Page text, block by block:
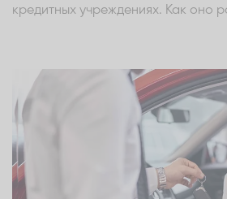
кредитных учреждениях. Как оно